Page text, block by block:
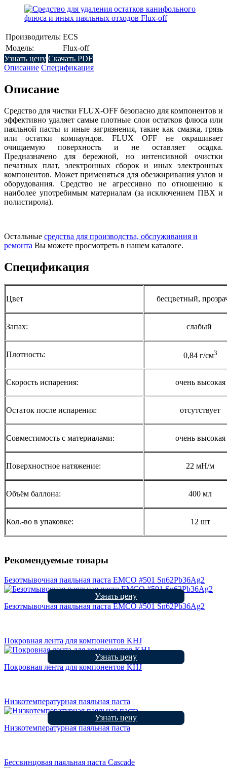
Производитель: ECS
Модель:
Flux-off
Узнать цену Скачать PDF
Описание Спецификация
Описание
Средство для чистки FLUX-OFF безопасно для компонентов и
эффективно удаляет самые плотные слои остатков флюса или
паяльной пасты и иные загрязнения, такие как смазка, грязь
или остатки компаундов. FLUX OFF не окрашивает
очищаемую поверхность и не оставляет осадка.
Предназначено для бережной, но интенсивной очистки
печатных плат, электронных сборок и иных электронных
компонентов. Может применяться для обезжиривания узлов и
оборудования. Средство не агрессивно по отношению к
наиболее употребимым материалам (за исключением ПВХ и
полистирола).
Остальные средства для производства, обслуживания и
ремонта Вы можете просмотреть в нашем каталоге.
Спецификация
Цвет бесцветный,
Запах: слабый
Плотность: 0,84 г/см3
Скорость испарения: очень высокая
Остаток после испарения: отсутствует
Совместимость с материалами: очень высокая
Поверхностное натяжение: 22 мН/м
Объём баллона: 400 мл
Кол.-во в упаковке: 12 шт
Рекомендуемые товары
Безотмывочная паяльная паста EMCO #501 Sn62Pb36Ag2
Безотмывочная паяльная паста EMCO #501 Sn62Pb36Ag2
Узнать цену
Покровная лента для компонентов KHJ
Покровная лента для компонентов KHJ
Узнать цену
Низкотемпературная паяльная паста
Низкотемпературная паяльная паста
Узнать цену
Бессвинцовая паяльная паста Cascade